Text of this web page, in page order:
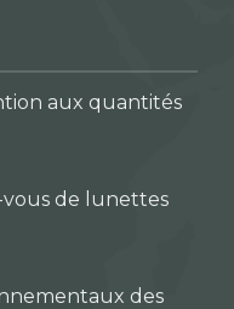
aux quantités
vous de lunettes
des